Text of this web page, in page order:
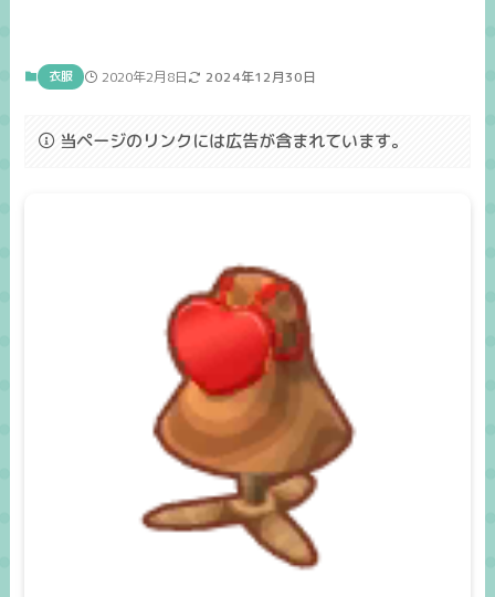
衣服 2020年2月8日 2024年12月30日
当ページのリンクには広告が含まれています。